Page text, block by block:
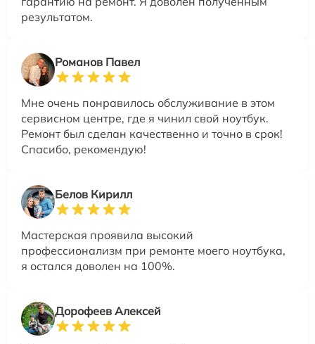
результатом.
Романов Павел
Мне очень понравилось обслуживание в этом
сервисном центре, где я чинил свой ноутбук.
Ремонт был сделан качественно и точно в срок!
Спасибо, рекомендую!
Белов Кирилл
Мастерская проявила высокий
профессионализм при ремонте моего ноутбука,
я остался доволен на 100%.
Дорофеев Алексей